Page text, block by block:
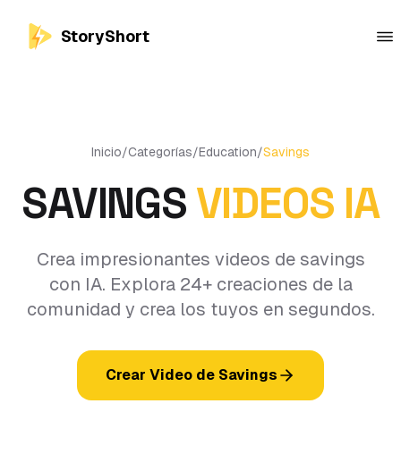
StoryShort
Inicio/Categorías/Education/Savings
SAVINGSVIDEOS IA
Crea impresionantes videos de savings
con IA. Explora 24+ creaciones de la
comunidad y crea los tuyos en segundos.
Crear Video de Savings